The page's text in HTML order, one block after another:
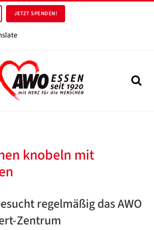
JETZT SPENDEN!
knobeln mit
regelmäßig das AWO
Zentrum